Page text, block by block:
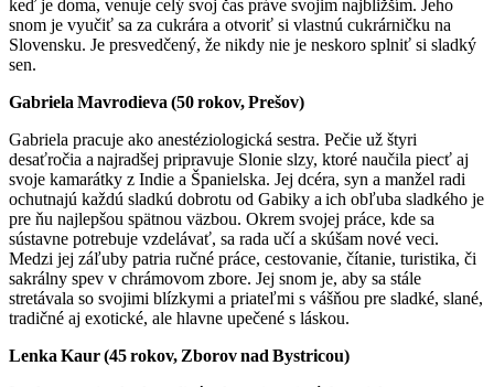
keď je doma, venuje celý svoj čas práve svojim najbližším. Jeho
snom je vyučiť sa za cukrára a otvoriť si vlastnú cukrárničku na
Slovensku. Je presvedčený, že nikdy nie je neskoro splniť si sladký
sen.
Gabriela Mavrodieva (50 rokov, Prešov)
Gabriela pracuje ako anestéziologická sestra. Pečie už štyri
desaťročia a najradšej pripravuje Slonie slzy, ktoré naučila piecť aj
svoje kamarátky z Indie a Španielska. Jej dcéra, syn a manžel radi
ochutnajú každú sladkú dobrotu od Gabiky a ich obľuba sladkého je
pre ňu najlepšou spätnou väzbou. Okrem svojej práce, kde sa
sústavne potrebuje vzdelávať, sa rada učí a skúšam nové veci.
Medzi jej záľuby patria ručné práce, cestovanie, čítanie, turistika, či
sakrálny spev v chrámovom zbore. Jej snom je, aby sa stále
stretávala so svojimi blízkymi a priateľmi s vášňou pre sladké, slané,
tradičné aj exotické, ale hlavne upečené s láskou.
Lenka Kaur (45 rokov, Zborov nad Bystricou)